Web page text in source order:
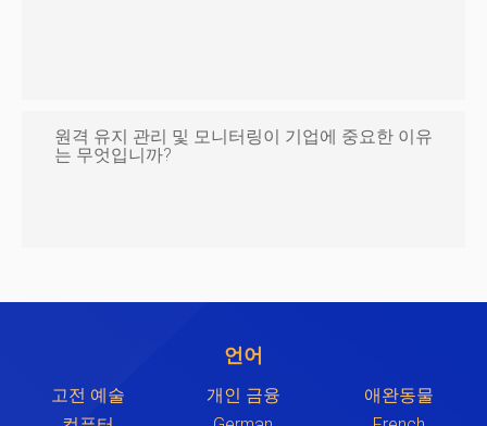
원격 유지 관리 및 모니터링이 기업에 중요한 이유
는 무엇입니까?
언어
고전 예술 개인 금융
애완동물